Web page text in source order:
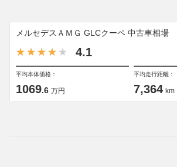
メルセデスＡＭＧ GLCクーペ 中古車相場
4.1
平均本体価格：
1069.6 万円
平均走行距離：
7,364 km